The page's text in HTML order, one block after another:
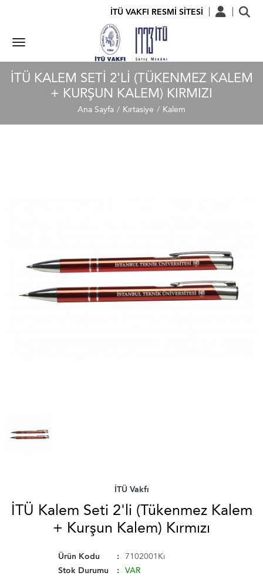
İTÜ VAKFI RESMİ SİTESİ
İTÜ KALEM SETI 2'LI (TÜKENMEZ KALEM
+ KURŞUN KALEM) KIRMIZI
Ana Sayfa Kırtasiye Kalem
İTÜ Vakfı
İTÜ Kalem Seti 2'li (Tükenmez Kalem
+ Kurşun Kalem) Kırmızı
Ürün Kodu
7102001Kı
Stok Durumu
VAR